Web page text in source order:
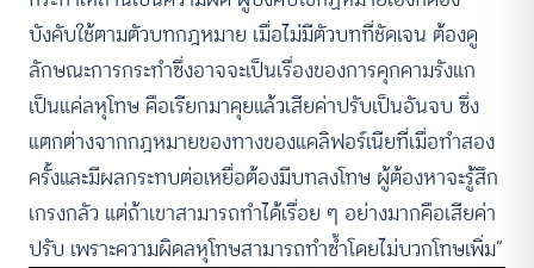
บังคับใช้ตามตัวบทกฎหมาย เมื่อไม่มีตัวบทที่ชัดเจน ต้องดู
ลักษณะการกระทำซึ่งอาจจะเป็นเรื่องของการคุกคามรังแก
เป็นแค่ลหุโทษ คือเรียกมาคุยแล้วเสียค่าปรับเป็นอันจบ ซึ่ง
แตกต่างจากกฎหมายของทางของแคลิฟอร์เนียที่เมื่อทำสอง
ครั้งและมีผลกระทบต่อเหยื่อต้องมีบทลงโทษ ผู้ต้องหาจะรู้สึก
เกรงกลัว แต่ถ้าเขาสามารถทำได้เรื่อย ๆ อย่างมากคือเสียค่า
ปรับ เพราะความผิดลหุโทษสามารถทำซ้ำโดยไม่บวกโทษเพิ่ม”